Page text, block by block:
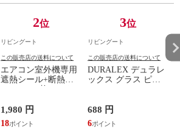
2位
リビングート
この販売店の送料について
エアコン室外機専用
遮熱シール+断熱
遮熱 日よけ 日除け
シール カバー 遮熱
シート 省エネ 室外
1,980 円
18
3位
リビングート
この販売店の送料について
DURALEX デュラレ
ックス グラス ピュ
子レンジ対応 全面物
理強化ガラス コップ
タンブラー 食器 丈
688 円
6